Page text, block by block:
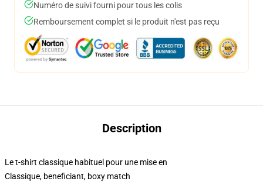
Numéro de suivi fourni pour tous les colis
Remboursement complet si le produit n'est pas reçu
Description
Le t-shirt classique habituel pour une mise en
Classique, beneficiant, boxy match